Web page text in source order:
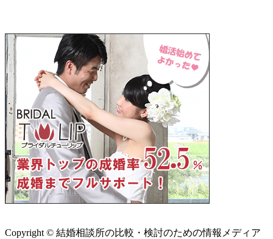
Copyright © 結婚相談所の比較・検討のための情報メディア